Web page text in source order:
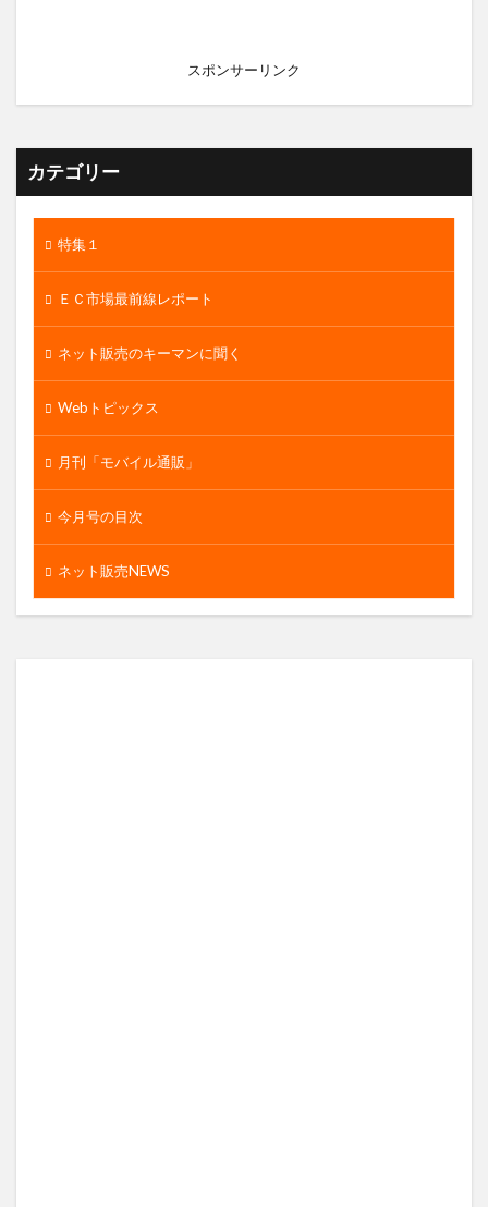
スポンサーリンク
カテゴリー
特集１
ＥＣ市場最前線レポート
ネット販売のキーマンに聞く
Webトピックス
月刊「モバイル通販」
今月号の目次
ネット販売NEWS